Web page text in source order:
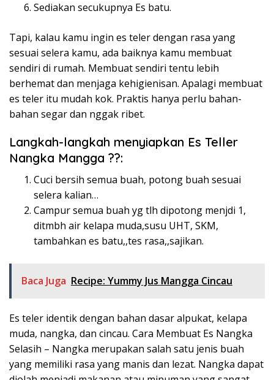
Sediakan secukupnya Es batu.
Tapi, kalau kamu ingin es teler dengan rasa yang
sesuai selera kamu, ada baiknya kamu membuat
sendiri di rumah. Membuat sendiri tentu lebih
berhemat dan menjaga kehigienisan. Apalagi membuat
es teler itu mudah kok. Praktis hanya perlu bahan-
bahan segar dan nggak ribet.
Langkah-langkah menyiapkan Es Teller
Nangka Mangga ??:
Cuci bersih semua buah, potong buah sesuai
selera kalian…
Campur semua buah yg tlh dipotong menjdi 1,
ditmbh air kelapa muda,susu UHT, SKM,
tambahkan es batu,,tes rasa,,sajikan.
Baca Juga Recipe: Yummy Jus Mangga Cincau
Es teler identik dengan bahan dasar alpukat, kelapa
muda, nangka, dan cincau. Cara Membuat Es Nangka
Selasih – Nangka merupakan salah satu jenis buah
yang memiliki rasa yang manis dan lezat. Nangka dapat